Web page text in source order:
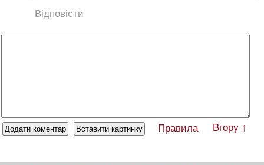
Відповісти
Правила Вгору ↑